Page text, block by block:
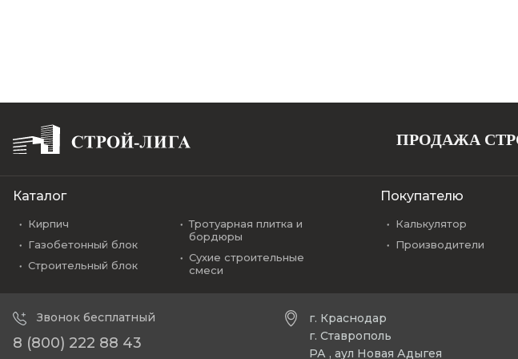
ПРОДАЖА
Каталог
Кирпич
Газобетонный блок
Строительный блок
Тротуарная плитка и
бордюры
Сухие строительные
смеси
Покупателю
Калькулятор
Производители
Звонок бесплатный
8 (800) 222 88 43
г. Краснодар
г. Ставрополь
РА , аул Новая Адыгея